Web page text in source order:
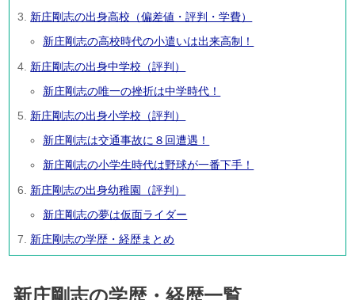
新庄剛志の出身高校（偏差値・評判・学費）
新庄剛志の高校時代の小遣いは出来高制！
新庄剛志の出身中学校（評判）
新庄剛志の唯一の挫折は中学時代！
新庄剛志の出身小学校（評判）
新庄剛志は交通事故に８回遭遇！
新庄剛志の小学生時代は野球が一番下手！
新庄剛志の出身幼稚園（評判）
新庄剛志の夢は仮面ライダー
新庄剛志の学歴・経歴まとめ
新庄剛志の学歴・経歴一覧